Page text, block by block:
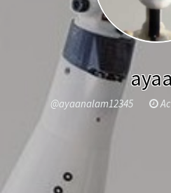
@ayaanalam12345